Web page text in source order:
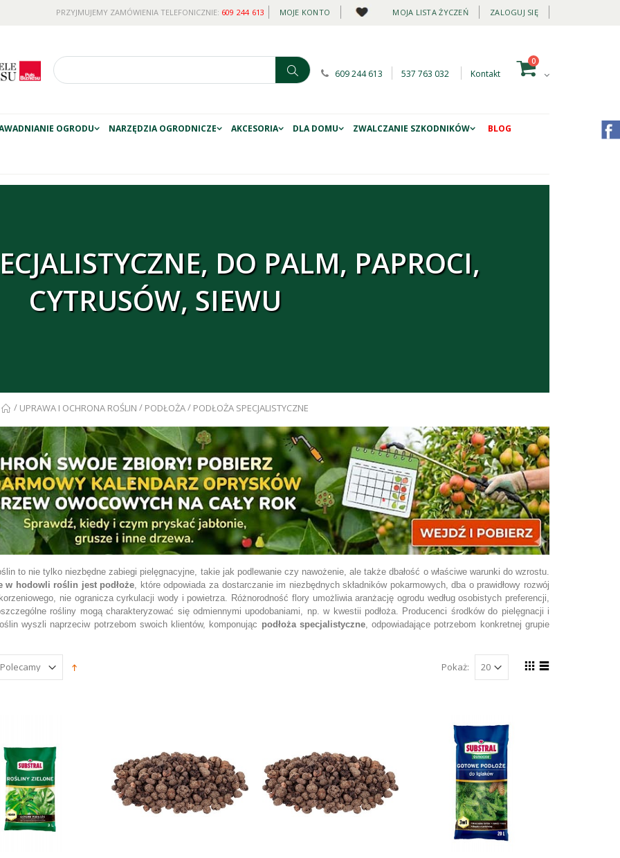
MOJE KONTO MOJA LISTA ŻYCZEŃ ZALOGUJ SIĘ
PRZYJMUJEMY ZAMÓWIENIA TELEFONICZNIE: 609 244 613
609 244 613 537 763 032 Kontakt
0
OGRODU NARZĘDZIA OGRODNICZE AKCESORIA DLA DOMU ZWALCZANIE SZKODNIKÓW BLOG
DO PALM, PAPROCI,
CYTRUSÓW, SIEWU
/ UPRAWA I OCHRONA ROŚLIN / PODŁOŻA/ PODŁOŻA SPECJALISTYCZNE
zł
to nie tylko niezbędne zabiegi pielęgnacyjne, takie jak podlewanie czy nawożenie, ale także dbałość o właściwe warunki do wzrostu.
w hodowli roślin jest podłoże, które odpowiada za dostarczanie im niezbędnych składników pokarmowych, dba o prawidłowy rozwój
nie ogranicza cyrkulacji wody i powietrza. Różnorodność flory umożliwia aranżację ogrodu według osobistych preferencji,
rośliny mogą charakteryzować się odmiennymi upodobaniami, np. w kwestii podłoża. Producenci środków do pielęgnacji i
wyszli naprzeciw potrzebom swoich klientów, komponując podłoża specjalistyczne, odpowiadające potrzebom konkretnej grupie
Pokaż: